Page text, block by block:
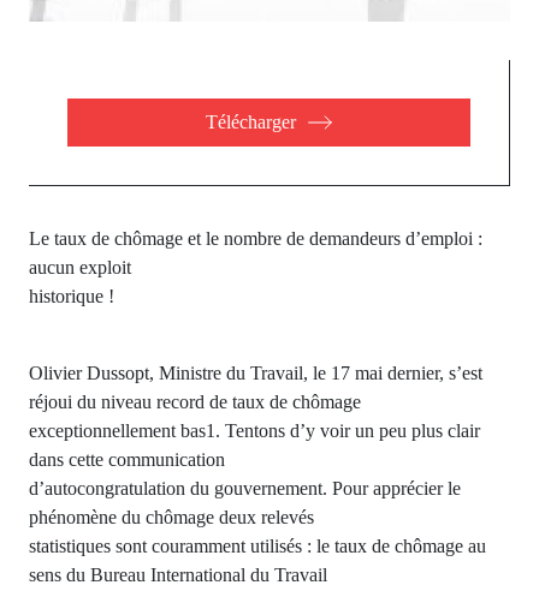
Télécharger
Le taux de chômage et le nombre de demandeurs d’emploi :
aucun exploit
historique !
Olivier Dussopt, Ministre du Travail, le 17 mai dernier, s’est
réjoui du niveau record de taux de chômage
exceptionnellement bas1. Tentons d’y voir un peu plus clair
dans cette communication
d’autocongratulation du gouvernement. Pour apprécier le
phénomène du chômage deux relevés
statistiques sont couramment utilisés : le taux de chômage au
sens du Bureau International du Travail